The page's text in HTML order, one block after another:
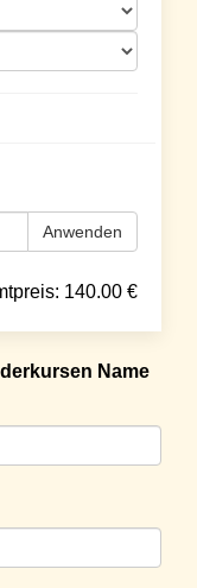
Anwenden
140.00 €
Name